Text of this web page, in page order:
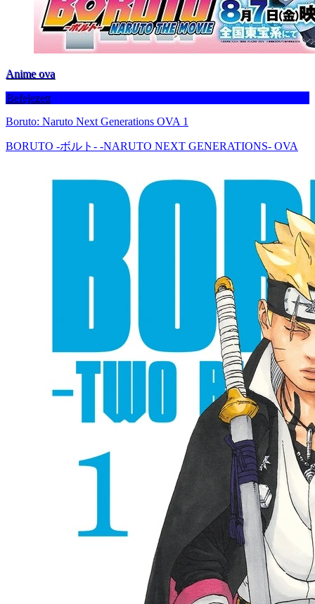
Anime ova
Befejezett
Boruto: Naruto Next Generations OVA 1
BORUTO -ボルト- -NARUTO NEXT GENERATIONS- OVA